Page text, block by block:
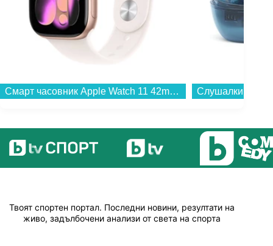
Смарт часовник Apple Watch 11 42mm Rose Gold/Light Band S/M meu04 , 1.80 , 64 , Apple S10 SiP 64-bit Dual Core...
Твоят спортен портал. Последни новини, резултати на
живо, задълбочени анализи от света на спорта